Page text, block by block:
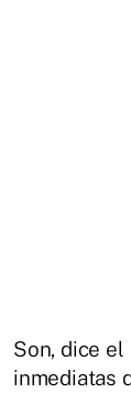
Son, dice el
inmediatas